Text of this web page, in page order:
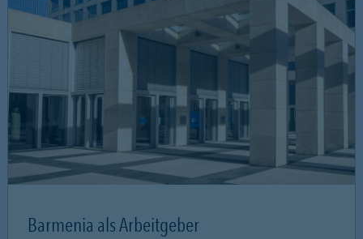
Barmenia als Arbeitgeber